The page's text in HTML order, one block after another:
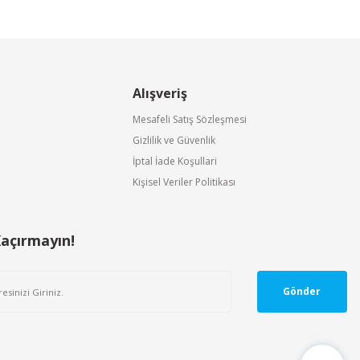
Alışveriş
Mesafeli Satış Sözleşmesi
Gizlilik ve Güvenlik
İptal İade Koşullari
Kişisel Veriler Politikası
Gönder